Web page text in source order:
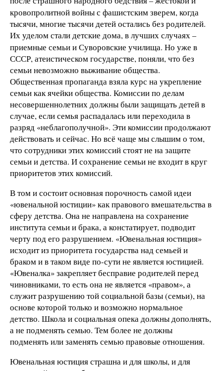
кровопролитной войны с фашистским зверем, когда
тысячи, многие тысячи детей остались без родителей.
Их уделом стали детские дома, в лучших случаях –
приемные семьи и Суворовские училища. Но уже в
СССР, атеистическом государстве, поняли, что без
семьи невозможно выживание общества.
Общественная пропаганда взяла курс на укрепление
семьи как ячейки общества. Комиссии по делам
несовершеннолетних должны были защищать детей в
случае, если семья распадалась или переходила в
разряд «неблагополучной». Эти комиссии продолжают
действовать и сейчас. Но всё чаще мы слышим о том,
что сотрудники этих комиссий стоят не на защите
семьи и детства. И сохранение семьи не входит в круг
приоритетов этих комиссий.
В том и состоит основная порочность самой идеи
«ювенальной юстиции» как правового вмешательства в
сферу детства. Она не направлена на сохранение
института семьи и брака, а констатирует, подводит
черту под его разрушением. «Ювенальная юстиция»
исходит из приоритета государства над семьей и
браком и в таком виде по-сути не является юстицией.
«Ювеналка» закрепляет бесправие родителей перед
чиновниками, то есть она не является «правом», а
служит разрушению той социальной базы (семьи), на
основе которой только и возможно нормальное
детство. Школа и социальная опека должны дополнять,
а не подменять семью. Тем более не должны
подменять или заменять семью правовые отношения.
Ювенальная юстиция страшна и для школы, и для